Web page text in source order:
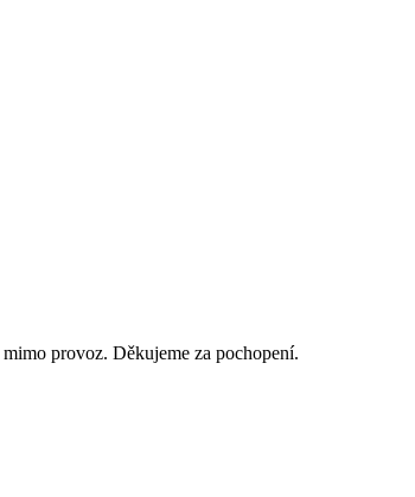
mimo provoz. Děkujeme za pochopení.